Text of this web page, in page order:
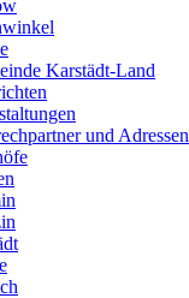
Karstädt-Land
und Adressen